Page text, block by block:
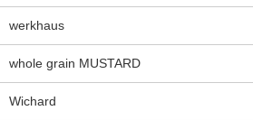
werkhaus
whole grain MUSTARD
Wichard